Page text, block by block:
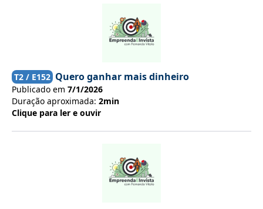
T2 / E152 Quero ganhar mais dinheiro
Publicado em 7/1/2026
Duração aproximada: 2min
Clique para ler e ouvir